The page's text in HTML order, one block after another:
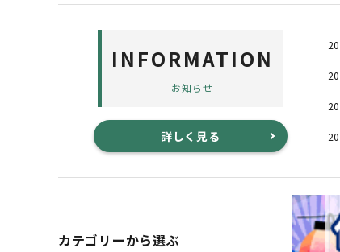
INFORMATION
- お知らせ -
詳しく見る
カテゴリーから選ぶ